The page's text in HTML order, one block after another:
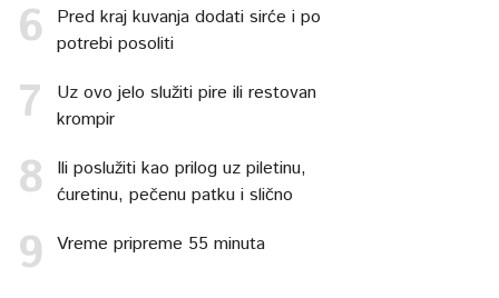
Pred kraj kuvanja dodati sirće i po
potrebi posoliti
Uz ovo jelo služiti pire ili restovan
krompir
Ili poslužiti kao prilog uz piletinu,
ćuretinu, pečenu patku i slično
Vreme pripreme 55 minuta